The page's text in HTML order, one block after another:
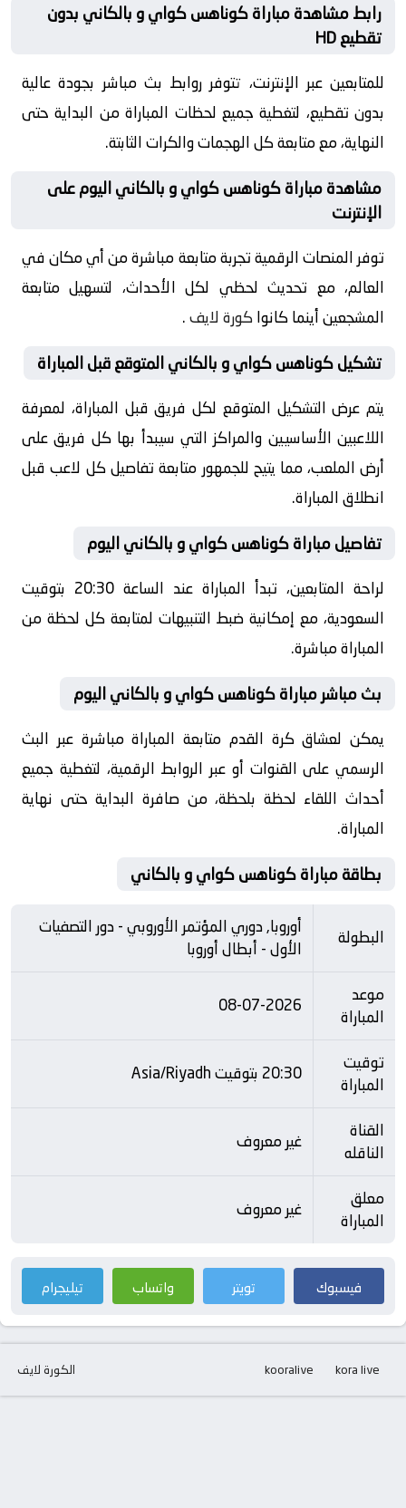
رابط مشاهدة مباراة كوناهس كواي و بالكاني بدون
تقطيع HD
للمتابعين عبر الإنترنت، تتوفر روابط بث مباشر بجودة عالية
بدون تقطيع، لتغطية جميع لحظات المباراة من البداية حتى
النهاية، مع متابعة كل الهجمات والكرات الثابتة.
مشاهدة مباراة كوناهس كواي و بالكاني اليوم على
الإنترنت
توفر المنصات الرقمية تجربة متابعة مباشرة من أي مكان في
العالم، مع تحديث لحظي لكل الأحداث، لتسهيل متابعة
المشجعين أينما كانواكورة لايف.
تشكيل كوناهس كواي و بالكاني المتوقع قبل المباراة
يتم عرض التشكيل المتوقع لكل فريق قبل المباراة، لمعرفة
اللاعبين الأساسيين والمراكز التي سيبدأ بها كل فريق على
أرض الملعب، مما يتيح للجمهور متابعة تفاصيل كل لاعب قبل
انطلاق المباراة.
تفاصيل مباراة كوناهس كواي و بالكاني اليوم
لراحة المتابعين، تبدأ المباراة عند الساعة 20:30 بتوقيت
السعودية، مع إمكانية ضبط التنبيهات لمتابعة كل لحظة من
المباراة مباشرة.
بث مباشر مباراة كوناهس كواي و بالكاني اليوم
يمكن لعشاق كرة القدم متابعة المباراة مباشرة عبر البث
الرسمي على القنوات أو عبر الروابط الرقمية، لتغطية جميع
أحداث اللقاء لحظة بلحظة، من صافرة البداية حتى نهاية
المباراة.
بطاقة مباراة كوناهس كواي و بالكاني
البطولة
أوروبا, دوري المؤتمر الأوروبي - دور التصفيات
الأول - أبطال أوروبا
موعد
المباراة
08-07-2026
توقيت
المباراة
20:30 بتوقيت Asia/Riyadh
القناة
الناقله
غير معروف
معلق
المباراة
غير معروف
فيسبوك تويتر واتساب تيليجرام
الكورة لايف kora live
kooralive